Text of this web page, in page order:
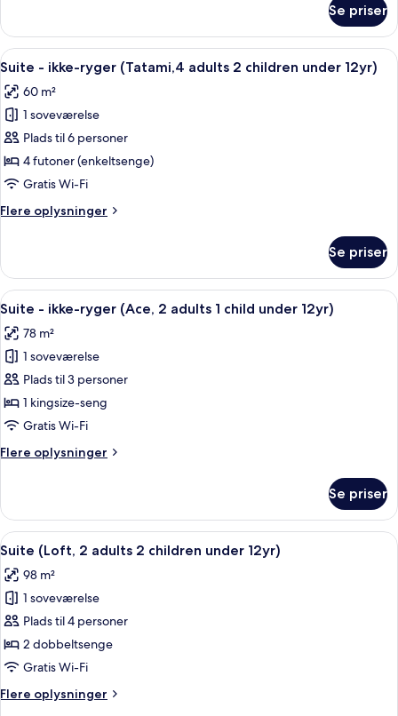
(Historic,
2
adults
1
child
under
12yr)
med
enkeltsenge
ikke-
ryger
2
adults
child
under
Se priser
Indlæs
alle
billeder
af
Suite
-
ikke-
(Tatami,4
children
under
12yr)
En moderne stue med et
7
Suite - ikke-ryger (Tatami,4 adults 2 children under 12yr)
60 m²
1 soveværelse
Plads til 6 personer
4 futoner (enkeltsenge)
Gratis Wi-Fi
Flere oplysninger
Flere
-
ikke-
ryger
adults
2
under
12yr)
Se priser
Indlæs
alle
billeder
af
Suite
-
ikke-
(Ace,
child
under
12yr)
Et moderne hotelværelse med en
8
Suite - ikke-ryger (Ace, 2 adults 1 child under 12yr)
78 m²
1 soveværelse
Plads til 3 personer
1 kingsize-seng
Gratis Wi-Fi
Flere oplysninger
Flere
-
ikke-
ryger
2
adults
child
under
12yr)
Se priser
Indlæs
alle
billeder
af
Suite
(Loft,
2
2
En moderne stue med en gul sofa,
8
Suite (Loft, 2 adults 2 children under 12yr)
98 m²
1 soveværelse
Plads til 4 personer
2 dobbeltsenge
Gratis Wi-Fi
Flere oplysninger
Flere